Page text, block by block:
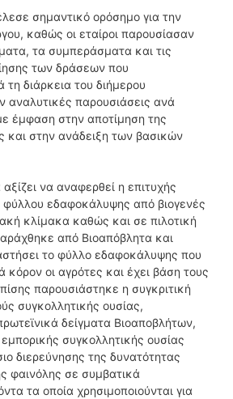
σημαντικό ορόσημο για την
καθώς οι εταίροι παρουσίασαν
τα συμπεράσματα και τις
των δράσεων που
διάρκεια του διήμερου
αναλυτικές παρουσιάσεις ανά
έμφαση στην αποτίμηση της
και στην ανάδειξη των βασικών
να αναφερθεί η επιτυχής
εδαφοκάλυψης από βιογενές
κλίμακα καθώς και σε πιλοτική
από Βιοαπόβλητα και
το φύλλο εδαφοκάλυψης που
κόρον οι αγρότες και έχει βάση τους
παρουσιάστηκε η συγκριτική
συγκολλητικής ουσίας,
δείγματα Βιοαποβλήτων,
εμπορικής συγκολλητικής ουσίας
διερεύνησης της δυνατότητας
φαινόλης σε συμβατικά
τα οποία χρησιμοποιούνται για